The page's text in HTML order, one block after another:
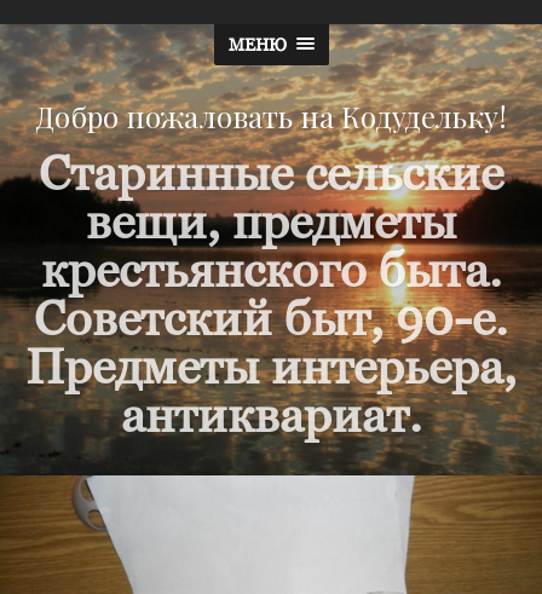
МЕНЮ
Добро пожаловать на Кодудельку!
Старинные сельские
вещи, предметы
крестьянского быта.
Советский быт, 90-е.
Предметы интерьера,
антиквариат.